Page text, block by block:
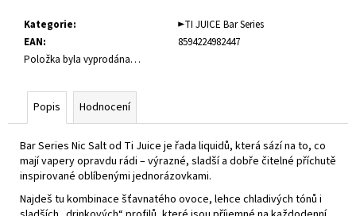
Kategorie:
►TI JUICE Bar Series
EAN:
8594224982447
Položka byla vyprodána…
Popis Hodnocení
Bar Series Nic Salt od Ti Juice je řada liquidů, která sází na to, co
mají vapery opravdu rádi – výrazné, sladší a dobře čitelné příchutě
inspirované oblíbenými jednorázovkami.
Najdeš tu kombinace šťavnatého ovoce, lehce chladivých tónů i
E-
LIQUID
PEEGEE
DESERT
SHIP
6MG
(U)
189
Kč